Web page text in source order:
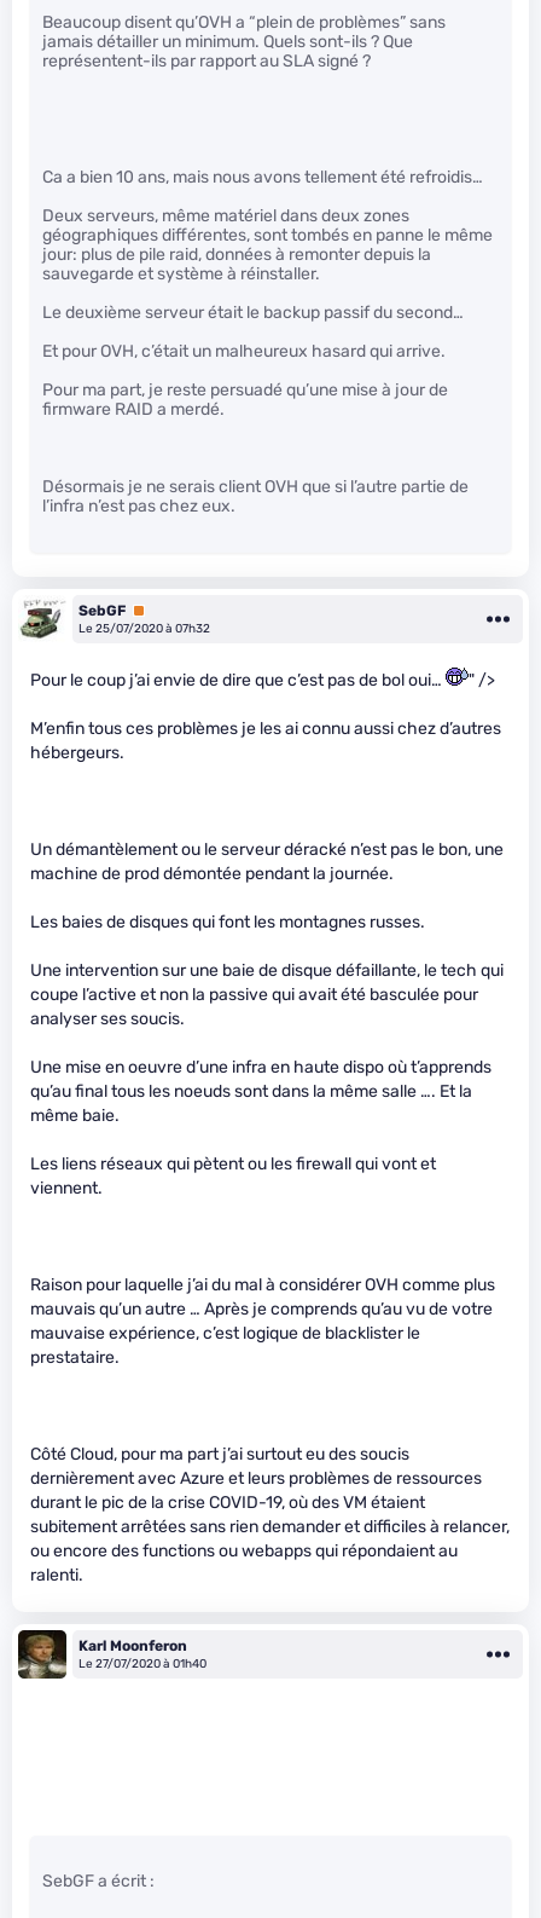
Beaucoup disent qu’OVH a “plein de problèmes” sans
jamais détailler un minimum. Quels sont-ils ? Que
représentent-ils par rapport au SLA signé ?
Ca a bien 10 ans, mais nous avons tellement été refroidis…
Deux serveurs, même matériel dans deux zones
géographiques différentes, sont tombés en panne le même
jour: plus de pile raid, données à remonter depuis la
sauvegarde et système à réinstaller.
Le deuxième serveur était le backup passif du second…
Et pour OVH, c’était un malheureux hasard qui arrive.
Pour ma part, je reste persuadé qu’une mise à jour de
firmware RAID a merdé.
Désormais je ne serais client OVH que si l’autre partie de
l’infra n’est pas chez eux.
SebGF Premium
Le 25/07/2020 à 07h32
Pour le coup j’ai envie de dire que c’est pas de bol oui… " />
M’enfin tous ces problèmes je les ai connu aussi chez d’autres
hébergeurs.
Un démantèlement ou le serveur déracké n’est pas le bon, une
machine de prod démontée pendant la journée.
Les baies de disques qui font les montagnes russes.
Une intervention sur une baie de disque défaillante, le tech qui
coupe l’active et non la passive qui avait été basculée pour
analyser ses soucis.
Une mise en oeuvre d’une infra en haute dispo où t’apprends
qu’au final tous les noeuds sont dans la même salle …. Et la
même baie.
Les liens réseaux qui pètent ou les firewall qui vont et
viennent.
Raison pour laquelle j’ai du mal à considérer OVH comme plus
mauvais qu’un autre … Après je comprends qu’au vu de votre
mauvaise expérience, c’est logique de blacklister le
prestataire.
Côté Cloud, pour ma part j’ai surtout eu des soucis
dernièrement avec Azure et leurs problèmes de ressources
durant le pic de la crise COVID-19, où des VM étaient
subitement arrêtées sans rien demander et difficiles à relancer,
ou encore des functions ou webapps qui répondaient au
ralenti.
Karl Moonferon
Le 27/07/2020 à 01h40
SebGF a écrit :